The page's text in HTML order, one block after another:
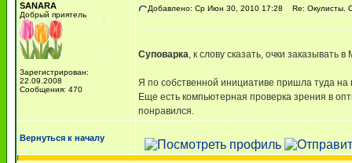
SANARA
Добрый приятель
Зарегистрирован:
22.09.2008
Сообщения: 470
Добавлено: Ср Июн 30, 2010 17:28 Re: Окулисты.
Суповарка, к слову сказать, очки заказывать
Я по собственной инициативе пришла туда на
Еще есть компьютерная проверка зрения в
понравился.
Вернуться к началу